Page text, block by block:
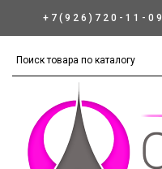
+7(926)720-11-09